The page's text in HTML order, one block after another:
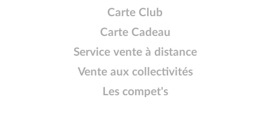
Carte Club
Carte Cadeau
Service vente à distance
Vente aux collectivités
Les compet's